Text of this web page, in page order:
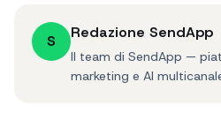
S Redazione SendApp
Il team di SendApp —
marketing e AI